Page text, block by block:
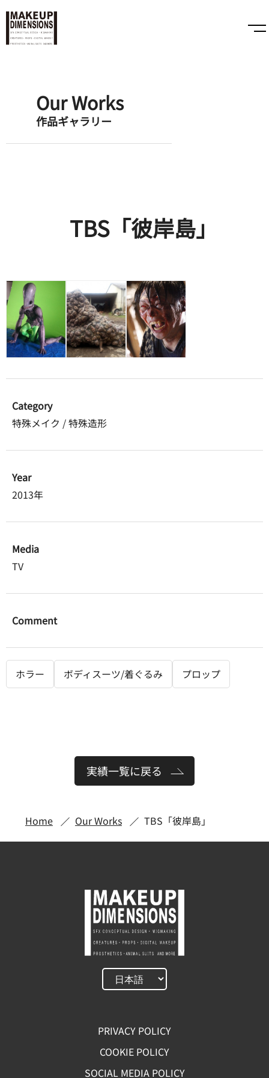
Our Works
作品ギャラリー
TBS「彼岸島」
Category
特殊メイク / 特殊造形
Year
2013年
Media
TV
Comment
ホラー ボディスーツ/着ぐるみ プロップ
実績一覧に戻る
Home Our Works TBS「彼岸島」
PRIVACY POLICY
COOKIE POLICY
SOCIAL MEDIA POLICY